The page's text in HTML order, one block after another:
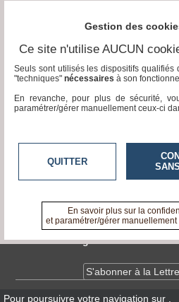
tvlocale.fr
Contactez-nous
A propos de tvlocale.fr
Devenir délégué
S'abonner à la
Pour poursuivre votre navigation sur
Gestion des
Ce site n'utilise AUCUN
Seuls sont utilisés les dispositifs qualifiés
"techniques" nécessaires à son
En revanche, pour plus de sécurité,
paramétrer/gérer manuellement ceux-ci
QUITTER
En savoir plus sur la
et paramétrer/gérer